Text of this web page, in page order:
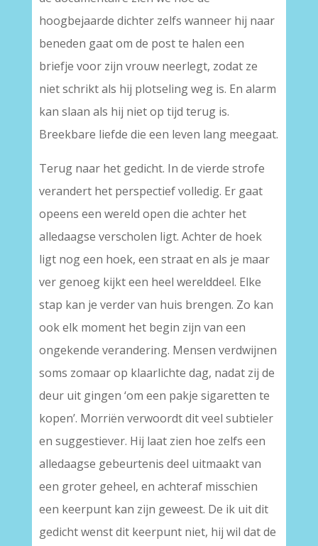
hoogbejaarde dichter zelfs wanneer hij naar
beneden gaat om de post te halen een
briefje voor zijn vrouw neerlegt, zodat ze
niet schrikt als hij plotseling weg is. En alarm
kan slaan als hij niet op tijd terug is.
Breekbare liefde die een leven lang meegaat.
Terug naar het gedicht. In de vierde strofe
verandert het perspectief volledig. Er gaat
opeens een wereld open die achter het
alledaagse verscholen ligt. Achter de hoek
ligt nog een hoek, een straat en als je maar
ver genoeg kijkt een heel werelddeel. Elke
stap kan je verder van huis brengen. Zo kan
ook elk moment het begin zijn van een
ongekende verandering. Mensen verdwijnen
soms zomaar op klaarlichte dag, nadat zij de
deur uit gingen ‘om een pakje sigaretten te
kopen’. Morriën verwoordt dit veel subtieler
en suggestiever. Hij laat zien hoe zelfs een
alledaagse gebeurtenis deel uitmaakt van
een groter geheel, en achteraf misschien
een keerpunt kan zijn geweest. De ik uit dit
gedicht wenst dit keerpunt niet, hij wil dat de